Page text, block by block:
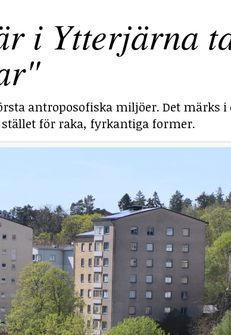
i Ytterjärna
antroposofiska miljöer. Det märks i
för raka, fyrkantiga former.